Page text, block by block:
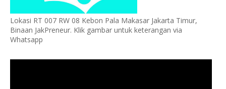
Lokasi RT 007 RW 08 Kebon Pala Makasar Jakarta Timur,
Binaan JakPreneur. Klik gambar untuk keterangan via
Whatsapp